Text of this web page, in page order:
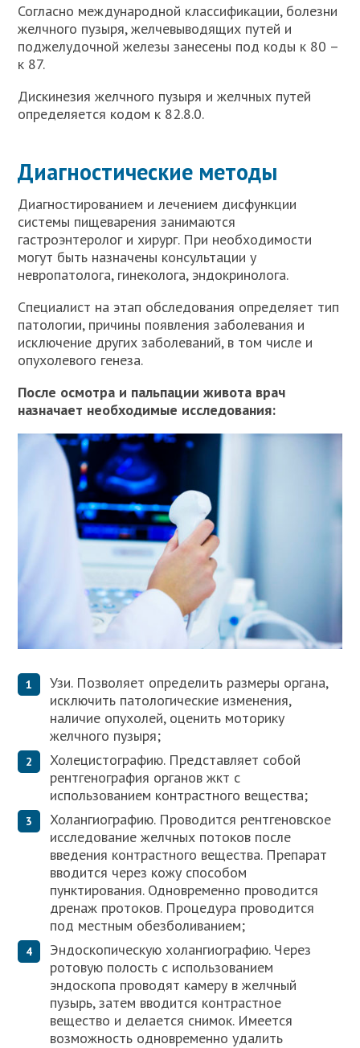
Согласно международной классификации, болезни
желчного пузыря, желчевыводящих путей и
поджелудочной железы занесены под коды к 80 –
к 87.
Дискинезия желчного пузыря и желчных путей
определяется кодом к 82.8.0.
Диагностические методы
Диагностированием и лечением дисфункции
системы пищеварения занимаются
гастроэнтеролог и хирург. При необходимости
могут быть назначены консультации у
невропатолога, гинеколога, эндокринолога.
Специалист на этап обследования определяет тип
патологии, причины появления заболевания и
исключение других заболеваний, в том числе и
опухолевого генеза.
После осмотра и пальпации живота врач
назначает необходимые исследования:
Узи. Позволяет определить размеры органа,
исключить патологические изменения,
наличие опухолей, оценить моторику
желчного пузыря;
Холецистографию. Представляет собой
рентгенография органов жкт с
использованием контрастного вещества;
Холангиографию. Проводится рентгеновское
исследование желчных потоков после
введения контрастного вещества. Препарат
вводится через кожу способом
пунктирования. Одновременно проводится
дренаж протоков. Процедура проводится
под местным обезболиванием;
Эндоскопическую холангиографию. Через
ротовую полость с использованием
эндоскопа проводят камеру в желчный
пузырь, затем вводится контрастное
вещество и делается снимок. Имеется
возможность одновременно удалить